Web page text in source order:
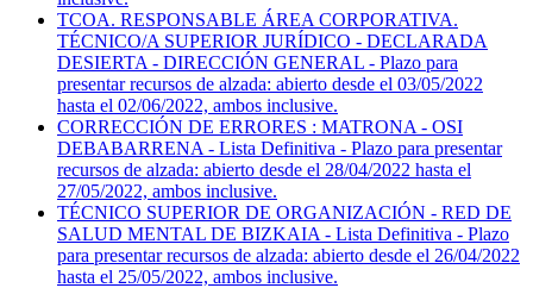
TCOA. RESPONSABLE ÁREA CORPORATIVA.
TÉCNICO/A SUPERIOR JURÍDICO - DECLARADA
DESIERTA - DIRECCIÓN GENERAL - Plazo para
presentar recursos de alzada: abierto desde el 03/05/2022
hasta el 02/06/2022, ambos inclusive.
CORRECCIÓN DE ERRORES : MATRONA - OSI
DEBABARRENA - Lista Definitiva - Plazo para presentar
recursos de alzada: abierto desde el 28/04/2022 hasta el
27/05/2022, ambos inclusive.
TÉCNICO SUPERIOR DE ORGANIZACIÓN - RED DE
SALUD MENTAL DE BIZKAIA - Lista Definitiva - Plazo
para presentar recursos de alzada: abierto desde el 26/04/2022
hasta el 25/05/2022, ambos inclusive.